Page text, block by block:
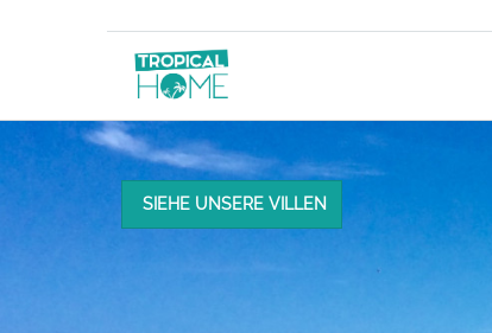
SIEHE UNSERE VILLEN